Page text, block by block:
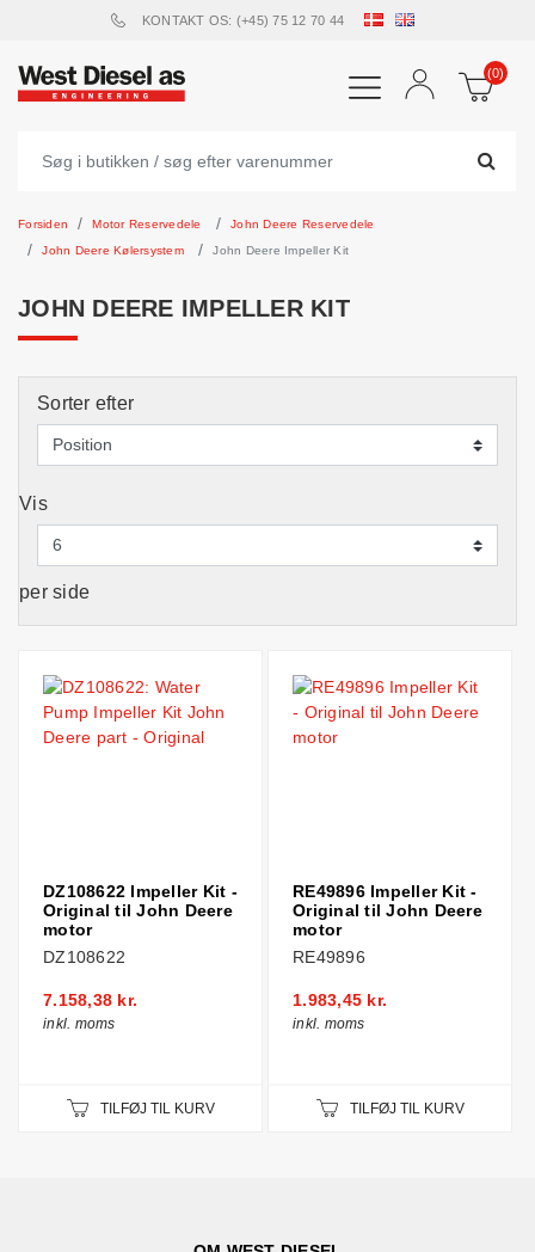
KONTAKT OS: (+45) 75 12 70 44
(0)
Forsiden Motor Reservedele
John Deere Reservedele
John Deere Kølersystem
John Deere Impeller Kit
JOHN DEERE IMPELLER KIT
Sorter efter
Vis
per side
DZ108622 Impeller Kit -
Original til John Deere
motor
DZ108622
7.158,38 kr.
inkl. moms
TILFØJ TIL KURV
RE49896 Impeller Kit -
Original til John Deere
motor
RE49896
1.983,45 kr.
inkl. moms
TILFØJ TIL KURV